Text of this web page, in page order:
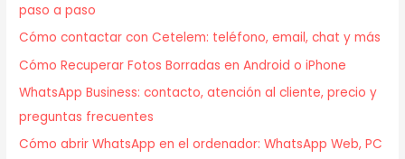
paso a paso
Cómo contactar con Cetelem: teléfono, email, chat y más
Cómo Recuperar Fotos Borradas en Android o iPhone
WhatsApp Business: contacto, atención al cliente, precio y
preguntas frecuentes
Cómo abrir WhatsApp en el ordenador: WhatsApp Web, PC